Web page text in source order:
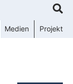
Medien Projekt